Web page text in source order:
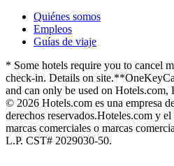
Quiénes somos
Empleos
Guías de viaje
* Some hotels require you to cancel
check-in. Details on site.
and can only be used on Hotels.com,
© 2026 Hotels.com es una empresa
derechos reservados.Hoteles.com y
marcas comerciales o marcas
L.P. CST# 2029030-50.